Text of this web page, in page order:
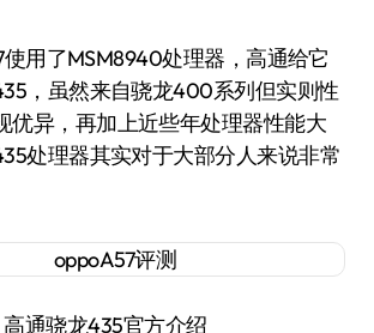
用了MSM8940处理器，高通给它
，虽然来自骁龙400系列但实则性
优异，再加上近些年处理器性能大
处理器其实对于大部分人来说非常
高通骁龙435官方介绍